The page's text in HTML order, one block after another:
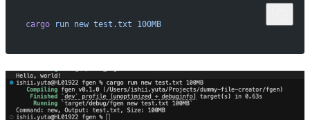
cargo run new test.txt 100MB